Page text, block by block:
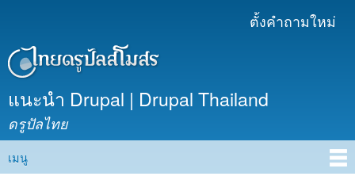
เนื้อหา
ตั้งคำถามใหม่
แนะนำ Drupal | Drupal Thailand
ดรูปัลไทย
Main menu
เมนู